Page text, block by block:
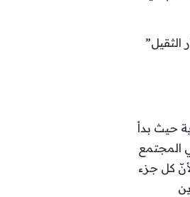
حيث بدأ
في المجتمع
كل جزء